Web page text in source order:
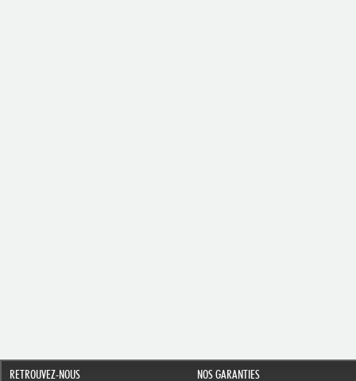
RETROUVEZ-NOUS NOS GARANTIES